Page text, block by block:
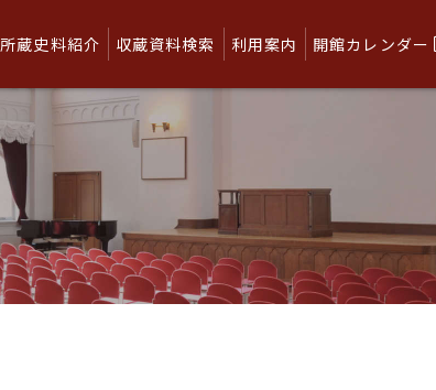
所蔵史料紹介 収蔵資料検索 利用案内 開館カレンダー